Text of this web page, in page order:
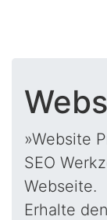
»Website
SEO
Webseite.
Erhalte